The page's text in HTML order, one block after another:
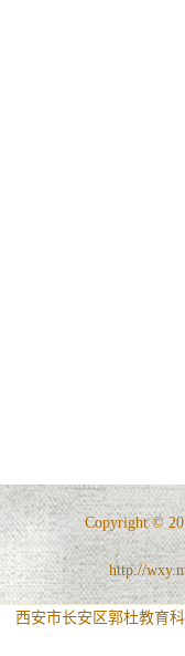
Copyright ©
http://
西安市长安区郭杜教育